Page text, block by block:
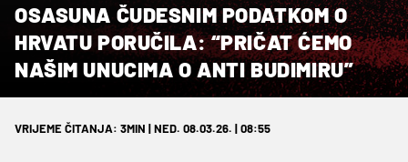
OSASUNA ČUDESNIM PODATKOM O
HRVATU PORUČILA: “PRIČAT ĆEMO
NAŠIM UNUCIMA O ANTI BUDIMIRU”
VRIJEME ČITANJA: 3MIN | NED. 08.03.26. | 08:55